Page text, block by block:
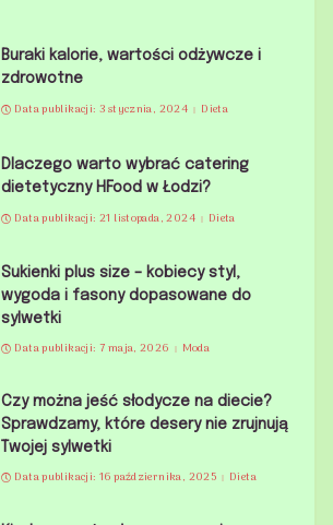
Buraki kalorie, wartości odżywcze i
zdrowotne
Data publikacji: 3 stycznia, 2024 Dieta
Dlaczego warto wybrać catering
dietetyczny HFood w Łodzi?
Data publikacji: 21 listopada, 2024 Dieta
Sukienki plus size – kobiecy styl,
wygoda i fasony dopasowane do
sylwetki
Data publikacji: 7 maja, 2026 Moda
Czy można jeść słodycze na diecie?
Sprawdzamy, które desery nie zrujnują
Twojej sylwetki
Data publikacji: 16 października, 2025 Dieta